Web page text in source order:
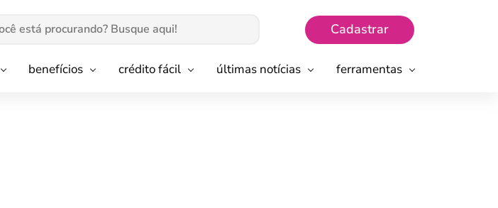
Cadastrar
benefícios crédito fácil últimas notícias ferramentas